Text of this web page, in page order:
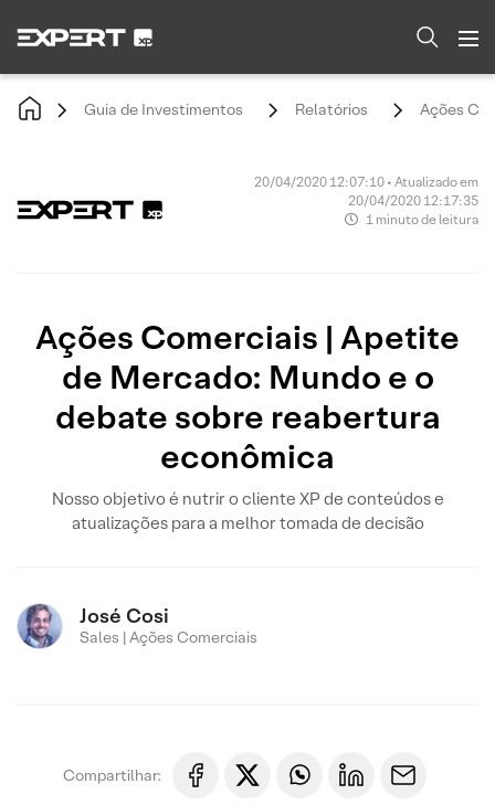
Guia de Investimentos Relatórios Ações
20/04/2020 12:07:10 • Atualizado em
20/04/2020 12:17:35
1 minuto de leitura
Ações Comerciais | Apetite
de Mercado: Mundo e o
debate sobre reabertura
econômica
Nosso objetivo é nutrir o cliente XP de conteúdos e
atualizações para a melhor tomada de decisão
José Cosi
Sales | Ações Comerciais
Compartilhar: